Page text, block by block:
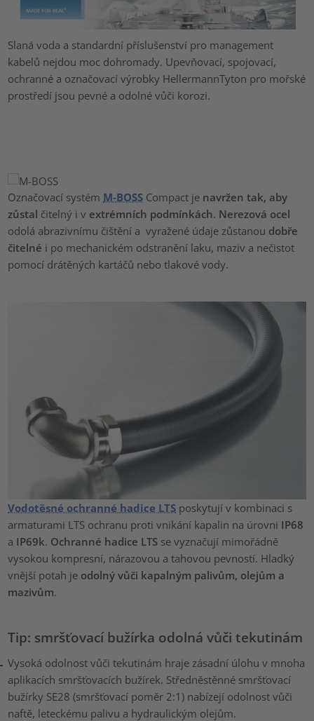
Slaná voda a standardní příslušenství pro management
kabelů nejdou moc dohromady. Upevňovací, spojovací,
ochranné a označovací výrobky HellermannTyton pro mořské
prostředí jsou pevné a odolné vůči korozi.
Označovací systém M-BOSS Compact je navržen tak, aby
zůstal čitelný i v extrémních podmínkách. Nerezová ocel
odolá abrazivnímu čištění a vyražené údaje zůstanou dobře
čitelné i po mechanickém odstranění laku, maziv a nečistot
pomocí drátěných kartáčů nebo tlakové vody.
Vodotěsné ochranné hadice LTS poskytují v kombinaci s
armaturami LTS ochranu proti vnikání kapalin na úrovni IP68
a IP69k. Ochranné hadice LTS se vyznačují mimořádně
vysokou kompresní, nárazovou a tahovou pevností. Hladký
vnější potah je odolný vůči kapalným palivům, olejům a
mazivům.
Tip: smršťovací bužírka odolná vůči tekutinám
Vysoká odolnost vůči tekutinám hraje zásadní úlohu v mnoha
aplikacích smršťovacích bužírek. Středněstěnné smršťovací
bužírky SE28 (smršťovací poměr 2:1) nabízejí odolnost vůči
naftě, leteckému palivu a hydraulickým olejům.